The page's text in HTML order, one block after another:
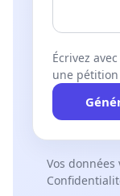
Écrivez
une
Vos